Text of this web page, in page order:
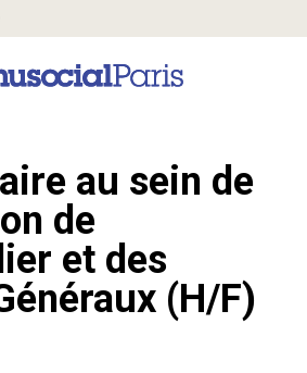
au sein de
de
et des
(H/F)